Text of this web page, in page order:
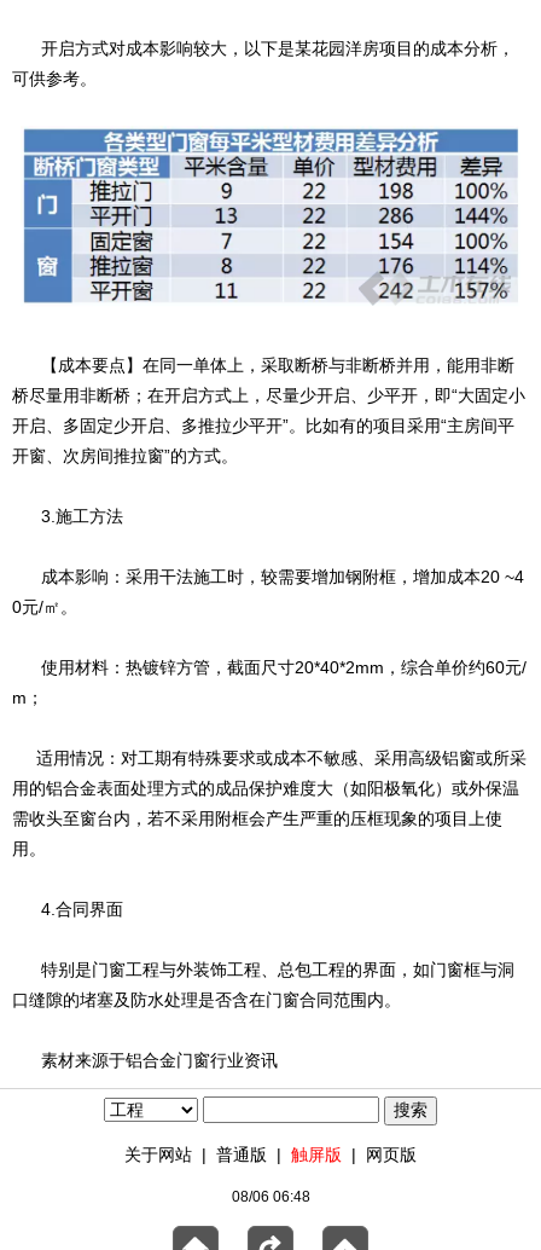
开启方式对成本影响较大，以下是某花园洋房项目的成本分析，
可供参考。
【成本要点】在同一单体上，采取断桥与非断桥并用，能用非断
桥尽量用非断桥；在开启方式上，尽量少开启、少平开，即“大固定小
开启、多固定少开启、多推拉少平开”。比如有的项目采用“主房间平
开窗、次房间推拉窗”的方式。
3.施工方法
成本影响：采用干法施工时，较需要增加钢附框，增加成本20 ~4
0元/㎡。
使用材料：热镀锌方管，截面尺寸20*40*2mm，综合单价约60元/
m；
适用情况：对工期有特殊要求或成本不敏感、采用高级铝窗或所采
用的铝合金表面处理方式的成品保护难度大（如阳极氧化）或外保温
需收头至窗台内，若不采用附框会产生严重的压框现象的项目上使
用。
4.合同界面
特别是门窗工程与外装饰工程、总包工程的界面，如门窗框与洞
口缝隙的堵塞及防水处理是否含在门窗合同范围内。
素材来源于铝合金门窗行业资讯
关于网站 | 普通版 | 触屏版 | 网页版
08/06 06:48